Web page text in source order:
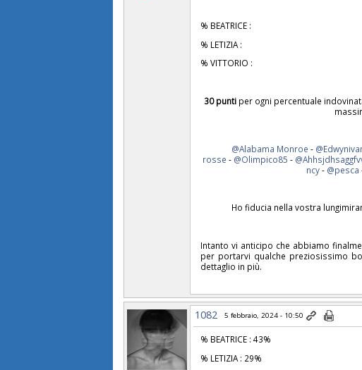
% BEATRICE :
% LETIZIA :
% VITTORIO :
30 punti per ogni percentuale
@Alabama Monroe -
rosse - @Olimpico85 -
ncy- @pesca
Ho fiducia nella vostra
Intanto vi anticipo che abbiamo
per portarvi qualche preziosissimo
dettaglio in più.
1082 5 febbraio, 2024 - 10:50
% BEATRICE : 43%
% LETIZIA : 29%